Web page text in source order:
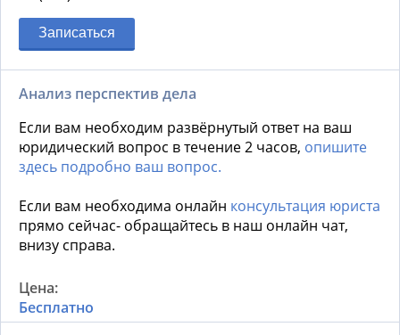
Записаться
Анализ перспектив дела
Если вам необходим развёрнутый ответ на ваш
юридический вопрос в течение 2 часов, опишите
здесь подробно ваш вопрос.
Если вам необходима онлайн консультация юриста
прямо сейчас- обращайтесь в наш онлайн чат,
внизу справа.
Бесплатно